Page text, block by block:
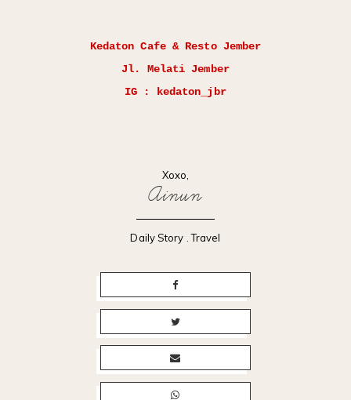
Kedaton Cafe & Resto Jember
Jl. Melati Jember
IG : kedaton_jbr
Xoxo,
Ainun
Daily Story .Travel